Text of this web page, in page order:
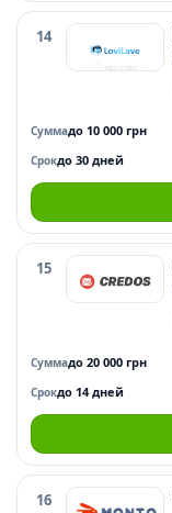
14
Суммадо 10 000 грн
Срокдо 30 дней
15
Суммадо 20 000 грн
Срокдо 14 дней
16